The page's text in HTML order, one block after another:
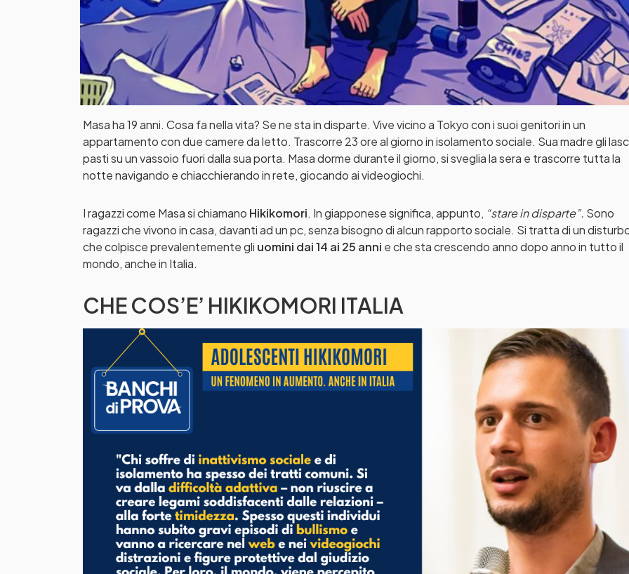
Masa ha 19 anni. Cosa fa nella vita? Se ne sta in disparte. Vive vicino a Tokyo con i suoi genitori in un
appartamento con due camere da letto. Trascorre 23 ore al giorno in isolamento sociale. Sua madre gli
pasti su un vassoio fuori dalla sua porta. Masa dorme durante il giorno, si sveglia la sera e trascorre tutta la
notte navigando e chiacchierando in rete, giocando ai videogiochi.
I ragazzi come Masa si chiamano Hikikomori. In giapponese significa, appunto, “stare in disparte”. Sono
ragazzi che vivono in casa, davanti ad un pc, senza bisogno di alcun rapporto sociale. Si tratta di un
che colpisce prevalentemente gli uomini dai 14 ai 25 anni e che sta crescendo anno dopo anno in tutto il
mondo, anche in Italia.
CHE COS’E’ HIKIKOMORI ITALIA